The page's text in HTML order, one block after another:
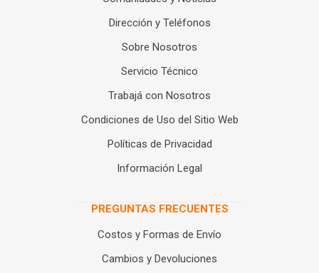
Dirección y Teléfonos
Sobre Nosotros
Servicio Técnico
Trabajá con Nosotros
Condiciones de Uso del Sitio Web
Políticas de Privacidad
Información Legal
PREGUNTAS FRECUENTES
Costos y Formas de Envío
Cambios y Devoluciones